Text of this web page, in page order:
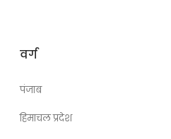
वर्ग
पंजाब
हिमाचल प्रदेश